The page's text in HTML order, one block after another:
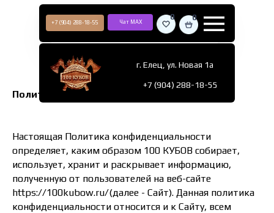
0
0
+7 (904) 288-18-55 Чат МАХ
+7 (904) 288-18-55
г. Елец, ул. Новая 1а
Политика конфиденциальности.
​Настоящая Политика конфиденциальности
определяет, каким образом 100 КУБОВ собирает,
использует, хранит и раскрывает информацию,
полученную от пользователей на веб-сайте
https://100kubow.ru/(далее - Сайт). Данная политика
конфиденциальности относится и к Сайту, всем